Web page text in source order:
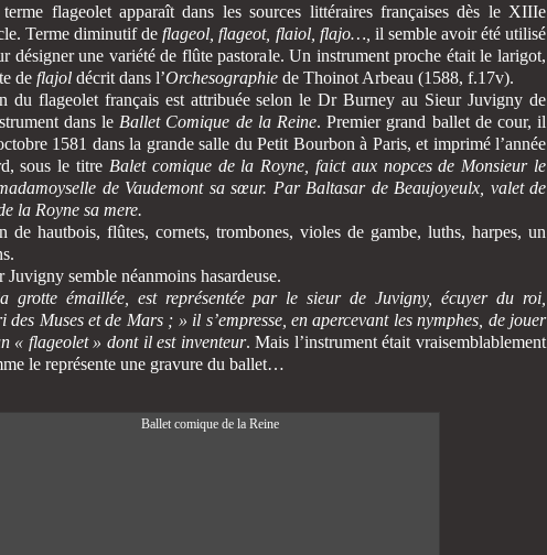
flageolet apparaît dans les sources littéraires françaises dès le XIIIe
Terme diminutif deflageol, flageot, flaiol, flajo…, il semble avoir été utilisé
désigner une variété de flûte pastorale. Un instrument proche était le larigot,
de flajol décrit dans l’Orchesographie de Thoinot Arbeau (1588, f.17v).
du flageolet français est attribuée selon le Dr Burney au Sieur Juvigny de
dans le Ballet Comique de la Reine. Premier grand ballet de cour, il
1581 dans la grande salle du Petit Bourbon à Paris, et imprimé l’année
sous le titre Balet comique de la Royne, faict aux nopces de Monsieur le
de Vaudemont sa sœur. Par Baltasar de Beaujoyeulx, valet de
la Royne sa mere.
de hautbois, flûtes, cornets, trombones, violes de gambe, luths, harpes, un
Juvigny semble néanmoins hasardeuse.
grotte émaillée, est représentée par le sieur de Juvigny, écuyer du roi,
des Muses et de Mars ; » il s’empresse, en apercevant les nymphes, de jouer
« flageolet » dont il est inventeur. Mais l’instrument était vraisemblablement
le représente une gravure du ballet…